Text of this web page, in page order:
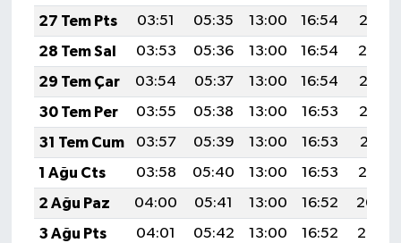
27 Tem Pts
03:51 05:35 13:00 16:54
20:15
28 Tem Sal
03:53 05:36 13:00 16:54
20:14
29 Tem Çar
03:54 05:37 13:00 16:54
20:13
30 Tem Per
03:55 05:38 13:00 16:53
20:12
31 Tem Cum
03:57 05:39 13:00 16:53
20:11
1 Ağu Cts
03:58 05:40 13:00 16:53
20:10
2 Ağu Paz
04:00 05:41 13:00 16:52
20:09
3 Ağu Pts
04:01 05:42 13:00 16:52
20:08